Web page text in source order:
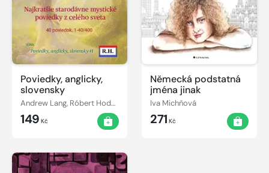
Poviedky, anglicky,
slovensky
Andrew Lang, Róbert Hodoši
149 Kč
Německá podstatná
jména jinak
Iva Michňová
271 Kč